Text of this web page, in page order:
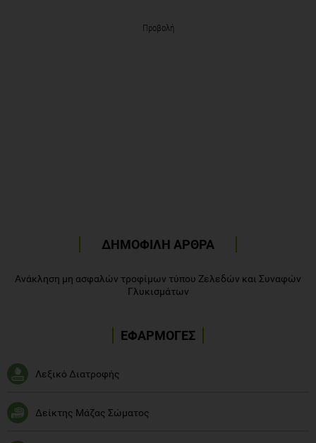
Προβολή
ΔΗΜΟΦΙΛΗ ΑΡΘΡΑ
Ανάκληση μη ασφαλών τροφίμων τύπου Ζελεδών και Συναφών
Γλυκισμάτων
ΕΦΑΡΜΟΓΕΣ
Λεξικό Διατροφής
Δείκτης Μάζας Σώματος